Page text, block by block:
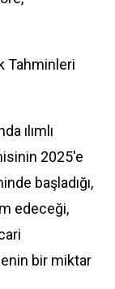
k Tahminleri
ılımlı
2025'e
başladığı,
edeceği,
bir miktar